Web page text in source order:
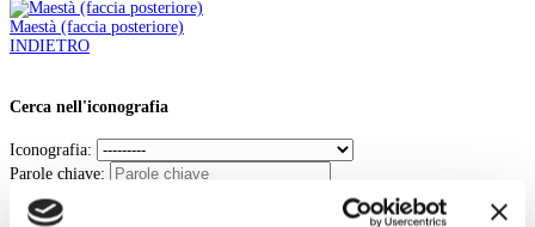
Maestà (faccia posteriore)
INDIETRO
Cerca nell'iconografia
Iconografia:
Parole chiave: